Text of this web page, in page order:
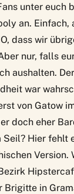
unter euch
an. Einfach,
dass wir
nur, falls
aushalten.
war
von Gatow
doch eher
Hier fehlt
Version.
Brigitte in